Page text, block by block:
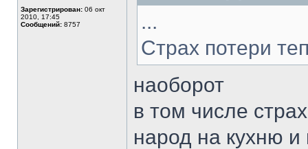
Зарегистрирован: 06 окт
2010, 17:45
Сообщений: 8757
...
Страх потери
наоборот
в том числе
народ на кухню и